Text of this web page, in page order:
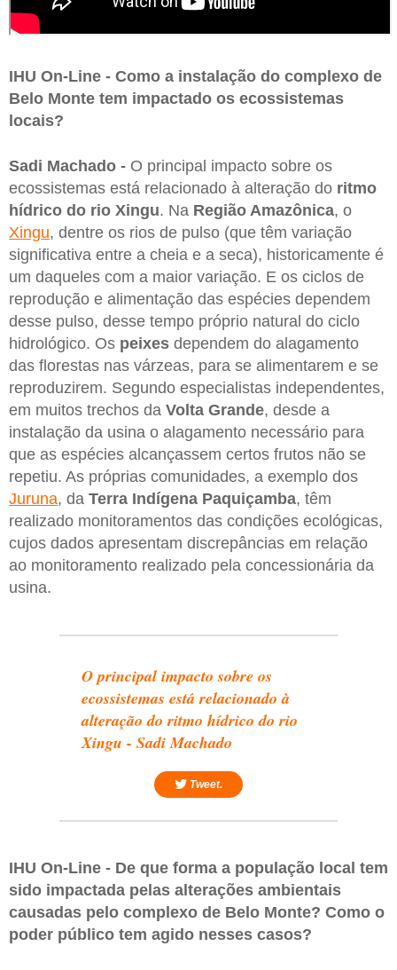
IHU On-Line - Como a instalação do complexo de
Belo Monte tem impactado os ecossistemas
locais?
Sadi Machado - O principal impacto sobre os
ecossistemas está relacionado à alteração do ritmo
hídrico do rio Xingu. Na Região Amazônica, o
Xingu, dentre os rios de pulso (que têm variação
significativa entre a cheia e a seca), historicamente é
um daqueles com a maior variação. E os ciclos de
reprodução e alimentação das espécies dependem
desse pulso, desse tempo próprio natural do ciclo
hidrológico. Os peixes dependem do alagamento
das florestas nas várzeas, para se alimentarem e se
reproduzirem. Segundo especialistas independentes,
em muitos trechos da Volta Grande, desde a
instalação da usina o alagamento necessário para
que as espécies alcançassem certos frutos não se
repetiu. As próprias comunidades, a exemplo dos
Juruna, da Terra Indígena Paquiçamba, têm
realizado monitoramentos das condições ecológicas,
cujos dados apresentam discrepâncias em relação
ao monitoramento realizado pela concessionária da
usina.
O principal impacto sobre os
ecossistemas está relacionado à
alteração do ritmo hídrico do rio
Xingu - Sadi Machado
Tweet.
IHU On-Line - De que forma a população local tem
sido impactada pelas alterações ambientais
causadas pelo complexo de Belo Monte? Como o
poder público tem agido nesses casos?